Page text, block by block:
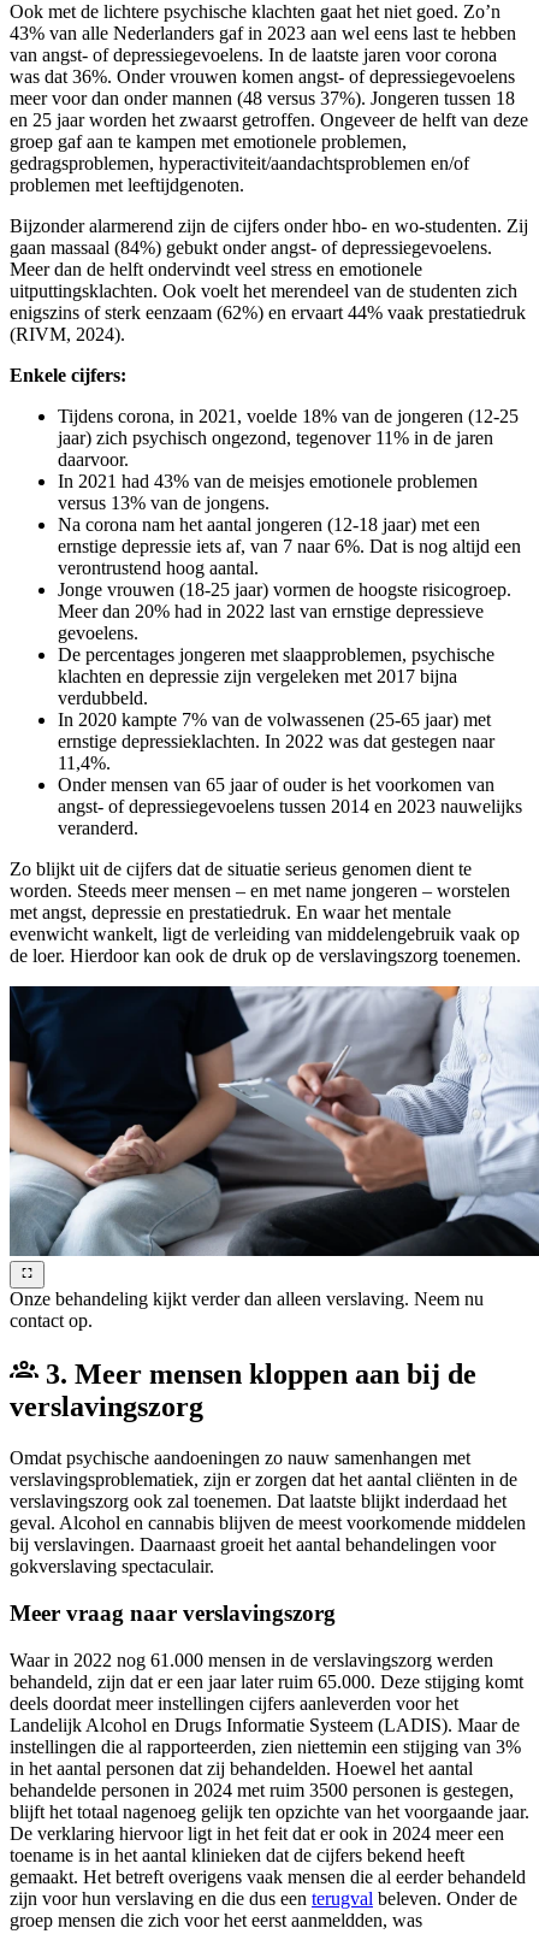
Ook met de lichtere psychische klachten gaat het niet goed. Zo’n
43% van alle Nederlanders gaf in 2023 aan wel eens last te hebben
van angst- of depressiegevoelens. In de laatste jaren voor corona
was dat 36%. Onder vrouwen komen angst- of depressiegevoelens
meer voor dan onder mannen (48 versus 37%). Jongeren tussen 18
en 25 jaar worden het zwaarst getroffen. Ongeveer de helft van deze
groep gaf aan te kampen met emotionele problemen,
gedragsproblemen, hyperactiviteit/aandachtsproblemen en/of
problemen met leeftijdgenoten.
Bijzonder alarmerend zijn de cijfers onder hbo- en wo-studenten. Zij
gaan massaal (84%) gebukt onder angst- of depressiegevoelens.
Meer dan de helft ondervindt veel stress en emotionele
uitputtingsklachten. Ook voelt het merendeel van de studenten zich
enigszins of sterk eenzaam (62%) en ervaart 44% vaak prestatiedruk
(RIVM, 2024).
Enkele cijfers:
Tijdens corona, in 2021, voelde 18% van de jongeren (12-25
jaar) zich psychisch ongezond, tegenover 11% in de jaren
daarvoor.
In 2021 had 43% van de meisjes emotionele problemen
versus 13% van de jongens.
Na corona nam het aantal jongeren (12-18 jaar) met een
ernstige depressie iets af, van 7 naar 6%. Dat is nog altijd een
verontrustend hoog aantal.
Jonge vrouwen (18-25 jaar) vormen de hoogste risicogroep.
Meer dan 20% had in 2022 last van ernstige depressieve
gevoelens.
De percentages jongeren met slaapproblemen, psychische
klachten en depressie zijn vergeleken met 2017 bijna
verdubbeld.
In 2020 kampte 7% van de volwassenen (25-65 jaar) met
ernstige depressieklachten. In 2022 was dat gestegen naar
11,4%.
Onder mensen van 65 jaar of ouder is het voorkomen van
angst- of depressiegevoelens tussen 2014 en 2023 nauwelijks
veranderd.
Zo blijkt uit de cijfers dat de situatie serieus genomen dient te
worden. Steeds meer mensen – en met name jongeren – worstelen
met angst, depressie en prestatiedruk. En waar het mentale
evenwicht wankelt, ligt de verleiding van middelengebruik vaak op
de loer. Hierdoor kan ook de druk op de verslavingszorg toenemen.
Onze behandeling kijkt verder dan alleen verslaving. Neem nu
contact op.
3. Meer mensen kloppen aan bij de
verslavingszorg
Omdat psychische aandoeningen zo nauw samenhangen met
verslavingsproblematiek, zijn er zorgen dat het aantal cliënten in de
verslavingszorg ook zal toenemen. Dat laatste blijkt inderdaad het
geval. Alcohol en cannabis blijven de meest voorkomende middelen
bij verslavingen. Daarnaast groeit het aantal behandelingen voor
gokverslaving spectaculair.
Meer vraag naar verslavingszorg
Waar in 2022 nog 61.000 mensen in de verslavingszorg werden
behandeld, zijn dat er een jaar later ruim 65.000. Deze stijging komt
deels doordat meer instellingen cijfers aanleverden voor het
Landelijk Alcohol en Drugs Informatie Systeem (LADIS). Maar de
instellingen die al rapporteerden, zien niettemin een stijging van 3%
in het aantal personen dat zij behandelden. Hoewel het aantal
behandelde personen in 2024 met ruim 3500 personen is gestegen,
blijft het totaal nagenoeg gelijk ten opzichte van het voorgaande jaar.
De verklaring hiervoor ligt in het feit dat er ook in 2024 meer een
toename is in het aantal klinieken dat de cijfers bekend heeft
gemaakt. Het betreft overigens vaak mensen die al eerder behandeld
zijn voor hun verslaving en die dus een terugval beleven. Onder de
groep mensen die zich voor het eerst aanmeldden, was